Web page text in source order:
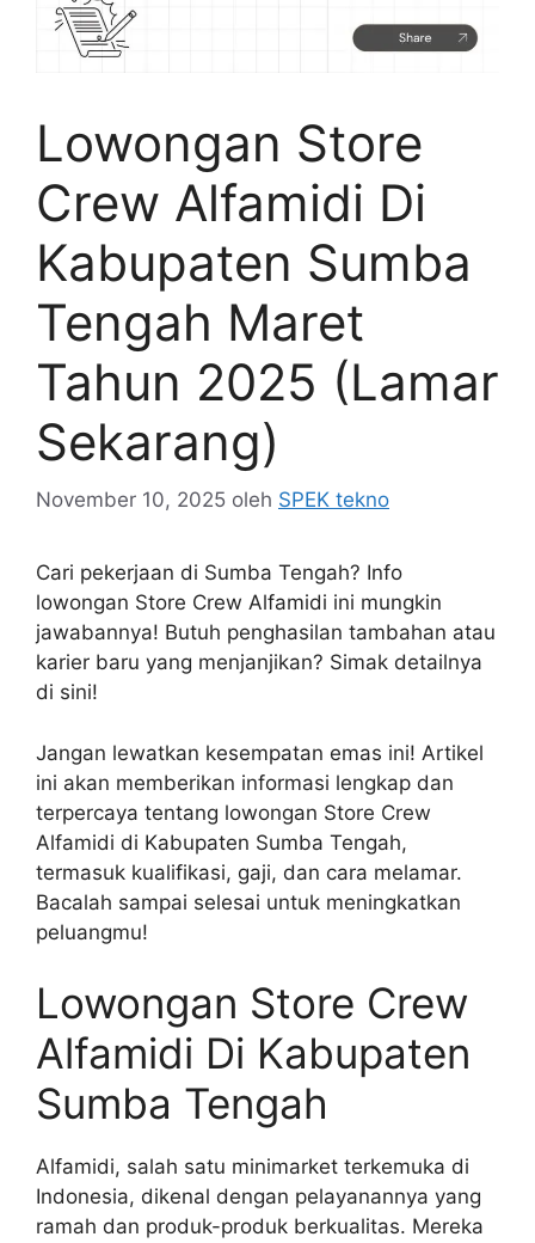
Lowongan Store
Crew Alfamidi Di
Kabupaten Sumba
Tengah Maret
Tahun 2025 (Lamar
Sekarang)
November 10, 2025 oleh SPEK tekno
Cari pekerjaan di Sumba Tengah? Info
lowongan Store Crew Alfamidi ini mungkin
jawabannya! Butuh penghasilan tambahan atau
karier baru yang menjanjikan? Simak detailnya
di sini!
Jangan lewatkan kesempatan emas ini! Artikel
ini akan memberikan informasi lengkap dan
terpercaya tentang lowongan Store Crew
Alfamidi di Kabupaten Sumba Tengah,
termasuk kualifikasi, gaji, dan cara melamar.
Bacalah sampai selesai untuk meningkatkan
peluangmu!
Lowongan Store Crew
Alfamidi Di Kabupaten
Sumba Tengah
Alfamidi, salah satu minimarket terkemuka di
Indonesia, dikenal dengan pelayanannya yang
ramah dan produk-produk berkualitas. Mereka